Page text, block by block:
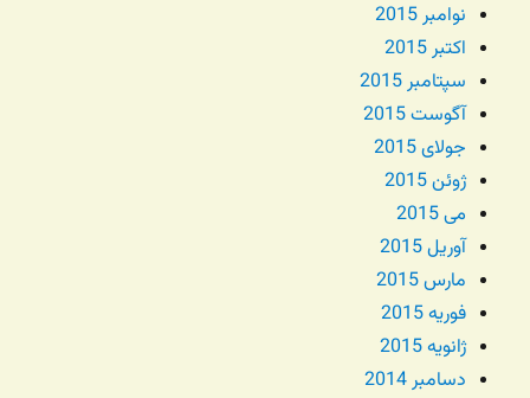
نوامبر 2015
اکتبر 2015
سپتامبر 2015
آگوست 2015
جولای 2015
ژوئن 2015
می 2015
آوریل 2015
مارس 2015
فوریه 2015
ژانویه 2015
دسامبر 2014